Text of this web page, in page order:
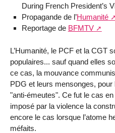
During French President’s
Propagande de l’Humanité
Reportage de BFMTV
L’Humanité, le PCF et la CGT
populaires... sauf quand elles
ce cas, la mouvance
PDG et leurs mensonges,
"anti-émeutes". Ce fut le cas
imposé par la violence la
encore le cas lorsque l’atome
méfaits.